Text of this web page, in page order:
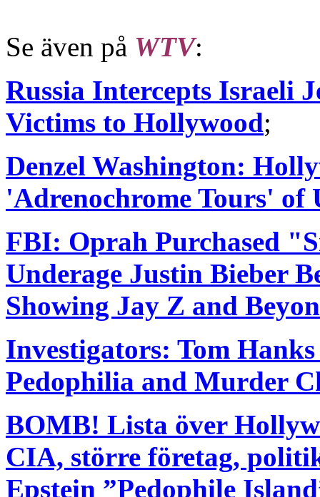
Se även på WTV:
Russia Intercepts Israeli
Victims to Hollywood;
Denzel Washington:
'Adrenochrome Tours' of
FBI: Oprah Purchased
Underage Justin Bieber
Showing Jay Z and
Investigators: Tom
Pedophilia and Murder
BOMB! Lista över
CIA, större företag,
Epstein ”Pedophile